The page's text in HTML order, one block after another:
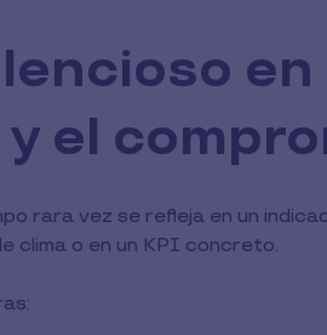
en
el
rara vez se refleja en un
clima o en un KPI concreto.